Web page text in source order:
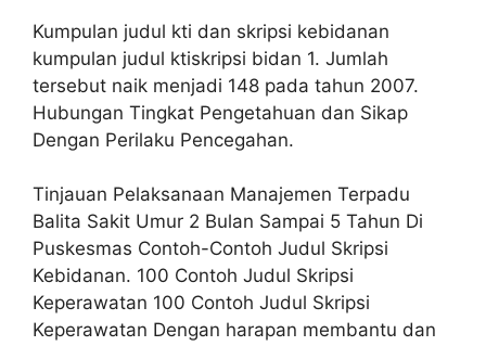
Kumpulan judul kti dan skripsi kebidanan
kumpulan judul ktiskripsi bidan 1. Jumlah
tersebut naik menjadi 148 pada tahun 2007.
Hubungan Tingkat Pengetahuan dan Sikap
Dengan Perilaku Pencegahan.
Tinjauan Pelaksanaan Manajemen Terpadu
Balita Sakit Umur 2 Bulan Sampai 5 Tahun Di
Puskesmas Contoh-Contoh Judul Skripsi
Kebidanan. 100 Contoh Judul Skripsi
Keperawatan 100 Contoh Judul Skripsi
Keperawatan Dengan harapan membantu dan